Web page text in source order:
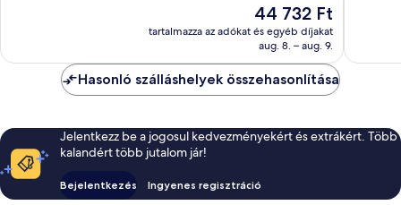
Az
ár
44 732 Ft
44 732 Ft
tartalmazza az adókat és egyéb díjakat
aug. 8. – aug. 9.
Hasonló szálláshelyek összehasonlítása
Jelentkezz be a jogosul kedvezményekért és extrákért. Több
kalandért több jutalom jár!
Bejelentkezés Ingyenes regisztráció